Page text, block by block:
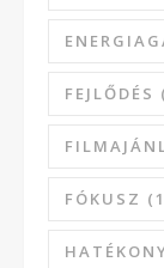
FEJLŐDÉS
FÓKUSZ